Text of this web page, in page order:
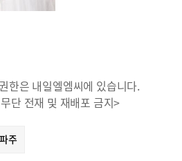
한은 내일엘엠씨에 있습니다.
단 전재 및 재배포 금지>
주